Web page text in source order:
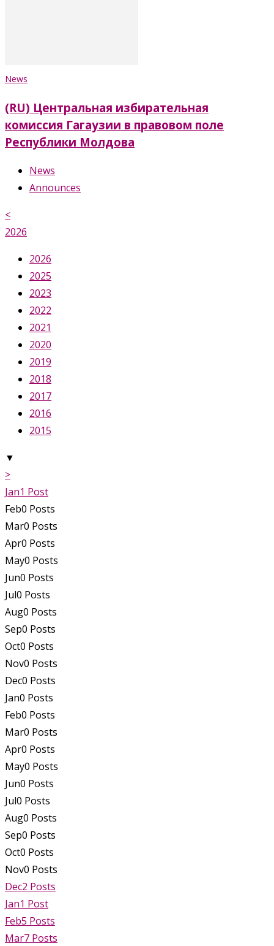
News
(RU) Центральная избирательная
комиссия Гагаузии в правовом поле
Республики Молдова
News
Announces
<
2026
2026
2025
2023
2022
2021
2020
2019
2018
2017
2016
2015
▼
>
Jan1 Post
Feb0 Posts
Mar0 Posts
Apr0 Posts
May0 Posts
Jun0 Posts
Jul0 Posts
Aug0 Posts
Sep0 Posts
Oct0 Posts
Nov0 Posts
Dec0 Posts
Jan0 Posts
Feb0 Posts
Mar0 Posts
Apr0 Posts
May0 Posts
Jun0 Posts
Jul0 Posts
Aug0 Posts
Sep0 Posts
Oct0 Posts
Nov0 Posts
Dec2 Posts
Jan1 Post
Feb5 Posts
Mar7 Posts